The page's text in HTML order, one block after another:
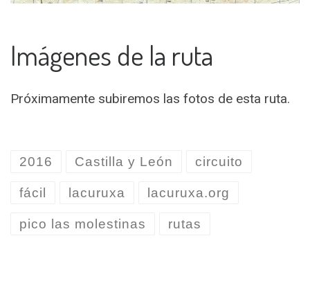
Imágenes de la ruta
Próximamente subiremos las fotos de esta ruta.
2016 Castilla y León circuito
fácil lacuruxa lacuruxa.org
pico las molestinas rutas